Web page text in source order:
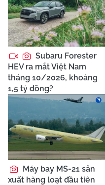
Subaru Forester
HEV ra mắt Việt Nam
tháng 10/2026, khoảng
1,5 tỷ đồng?
Máy bay MS-21 sản
xuất hàng loạt đầu tiên